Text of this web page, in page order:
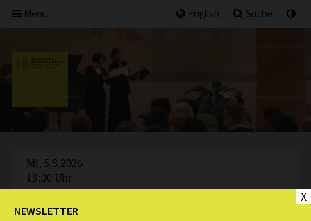
Menü English Suche
Mi, 5.8.2026
18:00 Uhr
X
NEWSLETTER